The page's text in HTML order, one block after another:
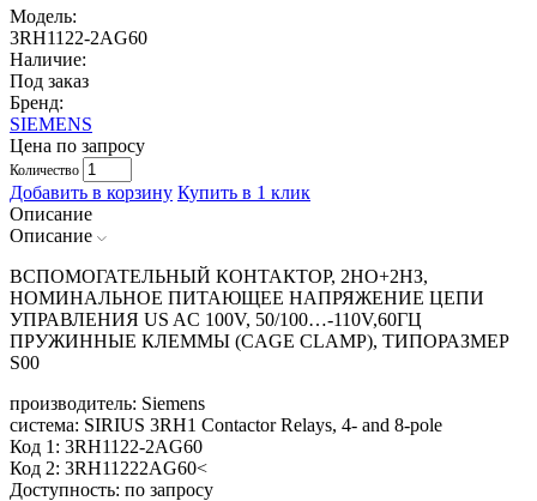
Модель:
3RH1122-2AG60
Наличие:
Под заказ
Бренд:
SIEMENS
Цена по запросу
Количество
Добавить в корзину Купить в 1 клик
Описание
Описание
ВСПОМОГАТЕЛЬНЫЙ КОНТАКТОР, 2НО+2НЗ,
НОМИНАЛЬНОЕ ПИТАЮЩЕЕ НАПРЯЖЕНИЕ ЦЕПИ
УПРАВЛЕНИЯ US AC 100V, 50/100…-110V,60ГЦ
ПРУЖИННЫЕ КЛЕММЫ (CAGE CLAMP), ТИПОРАЗМЕР
S00
производитель: Siemens
система: SIRIUS 3RH1 Contactor Relays, 4- and 8-pole
Код 1: 3RH1122-2AG60
Код 2: 3RH11222AG60<
Доступность: по запросу